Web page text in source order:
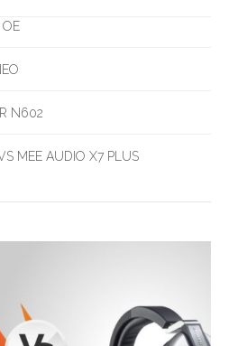
OE
N602
MEE AUDIO X7 PLUS